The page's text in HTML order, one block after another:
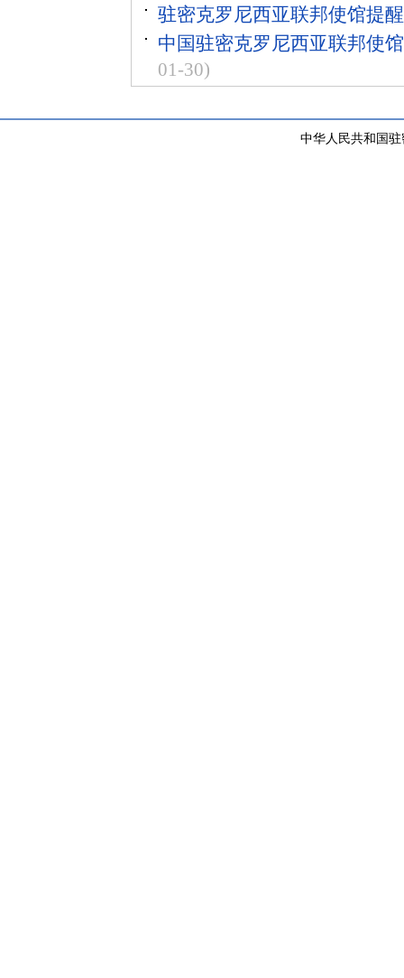
驻密克罗尼西亚联邦使馆提
中国驻密克罗尼西亚联邦使
01-30)
中华人民共和国